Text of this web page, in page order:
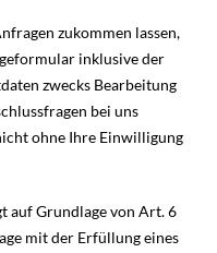
zukommen lassen,
inklusive der
zwecks Bearbeitung
bei uns
ohne Ihre Einwilligung
auf Grundlage von Art. 6
mit der Erfüllung eines